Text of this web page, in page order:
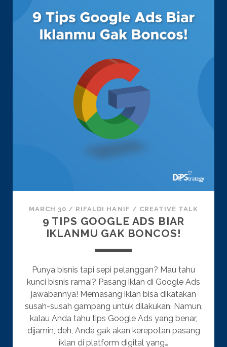
CONTOH,
DAN
CARA
MARCH 30 / RIFALDI HANIF / CREATIVE TALK
9 TIPS GOOGLE ADS BIAR
IKLANMU GAK BONCOS!
Punya bisnis tapi sepi pelanggan? Mau tahu
kunci bisnis ramai? Pasang iklan di Google Ads
jawabannya! Memasang iklan bisa dikatakan
susah-susah gampang untuk dilakukan. Namun,
kalau Anda tahu tips Google Ads yang benar,
dijamin, deh, Anda gak akan kerepotan pasang
iklan di platform digital yang…